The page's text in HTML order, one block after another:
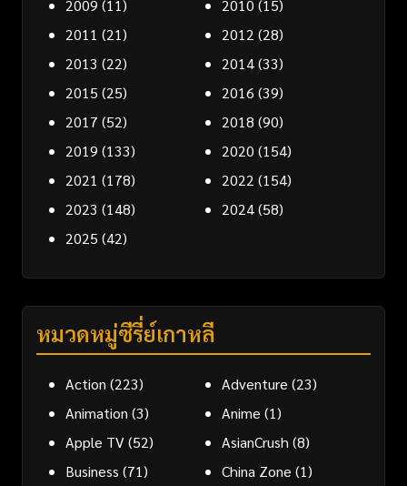
2009 (11) 2010 (15)
2011 (21) 2012 (28)
2013 (22) 2014(33)
2015 (25) 2016 (39)
2017 (52) 2018 (90)
2019 (133) 2020 (154)
2021 (178) 2022 (154)
2023 (148) 2024(58)
2025 (42)
หมวดหมู่ซีรี่ย์เกาหลี
Action (223) Adventure (23)
Animation (3) Anime (1)
Apple TV(52) AsianCrush (8)
Business (71) China Zone (1)